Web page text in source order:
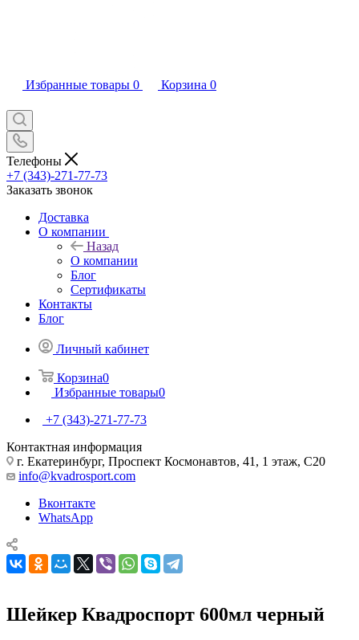
Избранные товары 0 Корзина 0
Телефоны
+7 (343)-271-77-73
Заказать звонок
Доставка
О компании
Назад
О компании
Блог
Сертификаты
Контакты
Блог
Личный кабинет
Корзина0
Избранные товары0
+7 (343)-271-77-73
Контактная информация
г. Екатеринбург, Проспект Космонавтов, 41, 1 этаж, С20
info@kvadrosport.com
Вконтакте
WhatsApp
Шейкер Квадроспорт 600мл черный